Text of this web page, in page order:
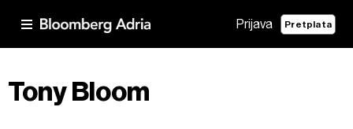
Prijava Pretplata
Tony Bloom